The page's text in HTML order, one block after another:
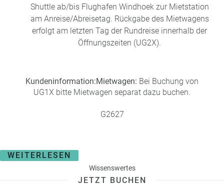
Shuttle ab/bis Flughafen Windhoek zur Mietstation
am Anreise/Abreisetag. Rückgabe des Mietwagens
erfolgt am letzten Tag der Rundreise innerhalb der
Öffnungszeiten (UG2X).
Kundeninformation:Mietwagen: Bei Buchung von
UG1X bitte Mietwagen separat dazu buchen.
G2627
WEITERLESEN
Wissenswertes
JETZT BUCHEN